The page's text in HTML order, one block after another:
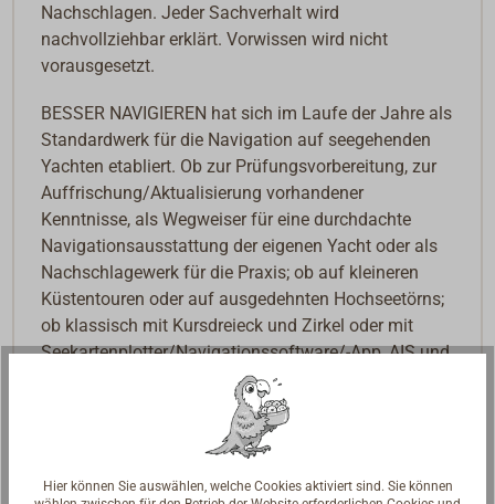
Nachschlagen. Jeder Sachverhalt wird
nachvollziehbar erklärt. Vorwissen wird nicht
vorausgesetzt.
BESSER NAVIGIEREN hat sich im Laufe der Jahre als
Standardwerk für die Navigation auf seegehenden
Yachten etabliert. Ob zur Prüfungsvorbereitung, zur
Auffrischung/Aktualisierung vorhandener
Kenntnisse, als Wegweiser für eine durchdachte
Navigationsausstattung der eigenen Yacht oder als
Nachschlagewerk für die Praxis; ob auf kleineren
Küstentouren oder auf ausgedehnten Hochseetörns;
ob klassisch mit Kursdreieck und Zirkel oder mit
Seekartenplotter/Navigationssoftware/-App, AIS und
Radaranlage – dieses Buch kann über viele
Seemeilen ein hilfreicher Begleiter sein.
Das Buch behandelt den kompletten Navigations-
Prüfungsstoff für Sportbootführerschein See (SBF
Hier können Sie auswählen, welche Cookies aktiviert sind. Sie können